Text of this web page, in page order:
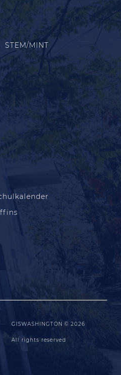
STEM/MINT
GISWASHINGTON © 2026
All rights reserved